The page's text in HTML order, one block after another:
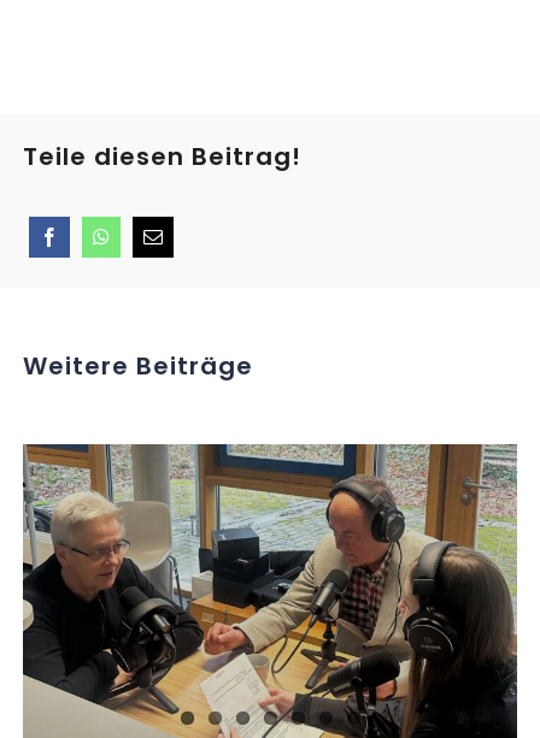
Teile diesen Beitrag!
Weitere Beiträge